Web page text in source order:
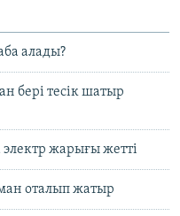
алады?
бері тесік шатыр
жарығы жетті
оталып жатыр